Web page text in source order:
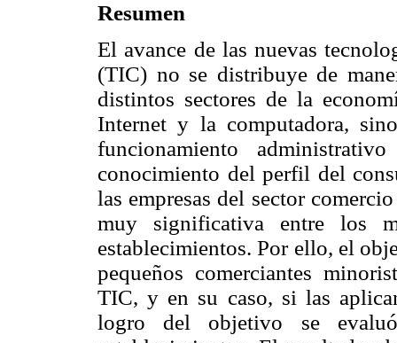
Resumen
El avance de las nuevas
(TIC) no se distribuye de
distintos sectores de la
Internet y la computadora,
funcionamiento
conocimiento del perfil del
las empresas del sector
muy significativa entre los
establecimientos. Por ello, el
pequeños comerciantes
TIC, y en su caso, si las
logro del objetivo se